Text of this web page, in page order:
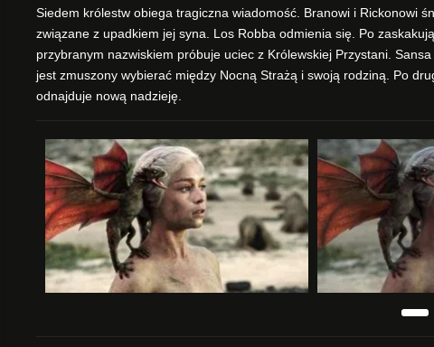
Siedem królestw obiega tragiczna wiadomość. Branowi i Rickonowi
związane z upadkiem jej syna. Los Robba odmienia się. Po
przybranym nazwiskiem próbuje uciec z Królewskiej Przystani.
jest zmuszony wybierać między Nocną Strażą i swoją rodziną. Po
odnajduje nową nadzieję.